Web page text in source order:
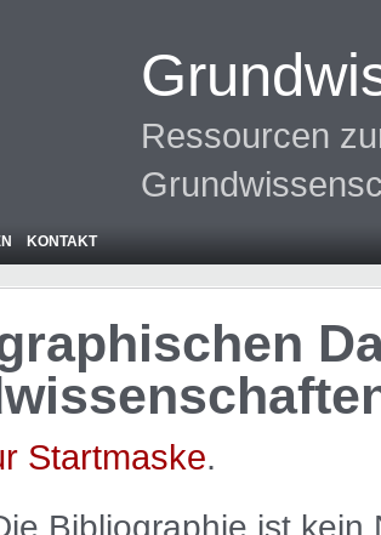
Ressourcen
KONTAKT
Startmaske.
Bibliographie ist kein